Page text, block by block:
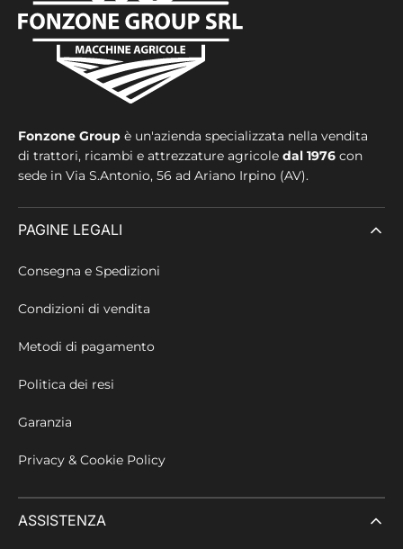
Fonzone Group è un'azienda specializzata nella vendita
di trattori, ricambi e attrezzature agricole dal 1976 con
sede in Via S.Antonio, 56 ad Ariano Irpino (AV).
PAGINE LEGALI
Consegna e Spedizioni
Condizioni di vendita
Metodi di pagamento
Politica dei resi
Garanzia
Privacy & Cookie Policy
ASSISTENZA